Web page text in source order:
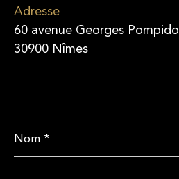
Adresse
60 avenue Georges
30900 Nîmes
*